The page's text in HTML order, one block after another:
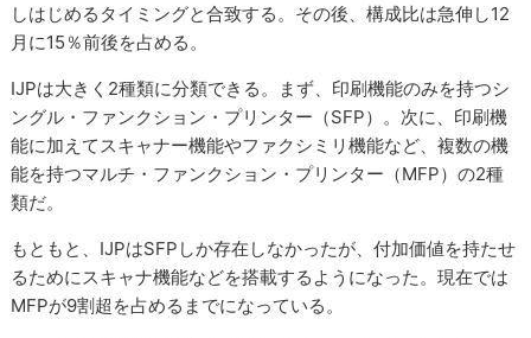
しはじめるタイミングと合致する。その後、構成比は急伸し12
月に15％前後を占める。
IJPは大きく2種類に分類できる。まず、印刷機能のみを持つシ
ングル・ファンクション・プリンター（SFP）。次に、印刷機
能に加えてスキャナー機能やファクシミリ機能など、複数の機
能を持つマルチ・ファンクション・プリンター（MFP）の2種
類だ。
もともと、IJPはSFPしか存在しなかったが、付加価値を持たせ
るためにスキャナ機能などを搭載するようになった。現在では
MFPが9割超を占めるまでになっている。